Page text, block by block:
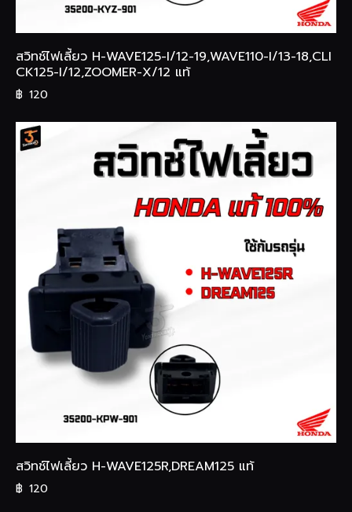
สวิทช์ไฟเลี้ยว H-WAVE125-I/12-19,WAVE110-I/13-18,CLI
CK125-I/12,ZOOMER-X/12 แท้
฿ 120
สวิทช์ไฟเลี้ยว H-WAVE125R,DREAM125 แท้
฿ 120